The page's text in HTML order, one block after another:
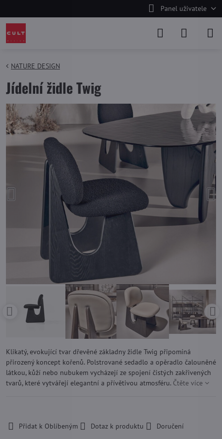
Panel uživatele
NATURE DESIGN
Jídelní židle Twig
Klikatý, evokující tvar dřevěné základny židle Twig připomíná
přirozený koncept kořenů. Polstrované sedadlo a opěradlo čalouněné
látkou, kůží nebo nubukem vycházejí ze spojení čistých zakřivených
tvarů, které vytvářejí elegantní a přívětivou atmosféru. Čtěte více
Přidat k Oblíbeným
Dotaz k produktu
Doručení